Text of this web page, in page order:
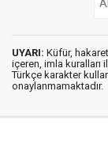
UYARI: Küfür,
içeren, imla kuralları
Türkçe karakter
onaylanmamaktadır.